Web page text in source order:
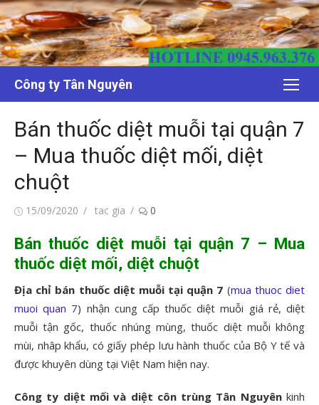
Chuyển
tới
nội
dung
Công ty Tân Nguyên
Bán thuốc diệt muỗi tại quận 7
– Mua thuốc diệt mối, diệt
chuột
Đăng15/09/2020
Tác
tac gia 0
Bán thuốc diệt muỗi tại quận 7 – Mua
thuốc diệt mối, diệt chuột
Địa chỉ bán thuốc diệt muỗi tại quận 7 (mua thuoc diet
muoi quan 7) nhận cung cấp thuốc diệt muỗi giá rẻ, diệt
muỗi tận gốc, thuốc nhúng mùng, thuốc diệt muỗi không
mùi, nhâp khẩu, có giấy phép lưu hành thuốc của Bộ Y tế và
được khuyên dùng tại Việt Nam hiện nay.
Công ty diệt mối và diệt côn trùng Tân Nguyênkinh